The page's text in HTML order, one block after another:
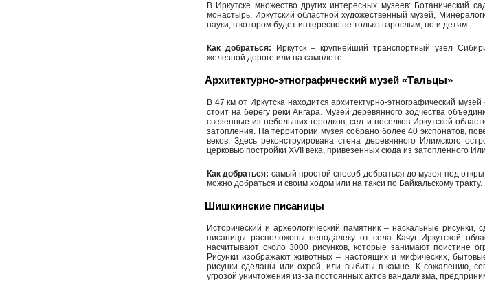
В Иркутске множество других интересных музеев: Ботанический
монастырь, Иркутский областной художественный музей,
науки, в котором будет интересно не только взрослым, но и детям.
Как добраться:
Иркутск – крупнейший транспортный узел
железной дороге или на самолете.
Архитектурно-этнографический музей «Тальцы»
В 47 км от Иркутска находится архитектурно-этнографический
стоит на берегу реки Ангара. Музей деревянного зодчества
свезенные из небольших городков, сел и поселков Иркутской
затопления. На территории музея собрано более 40 экспонатов,
веков. Здесь реконструирована стена деревянного Илимского
церковью постройки XVII века, привезенных сюда из затопленного
Как добраться: самый простой способ добраться до музея под
можно добраться и своим ходом или на такси по Байкальскому тракту.
Шишкинские писаницы
Исторический и археологический памятник – наскальные
писаницы расположены неподалеку от села Качуг Иркутской
насчитывают около 3000 рисунков, которые занимают поистине
Рисунки изображают животных – настоящих и мифических,
рисунки сделаны или охрой, или выбиты в камне. К сожалению,
угрозой уничтожения из-за постоянных актов вандализма,